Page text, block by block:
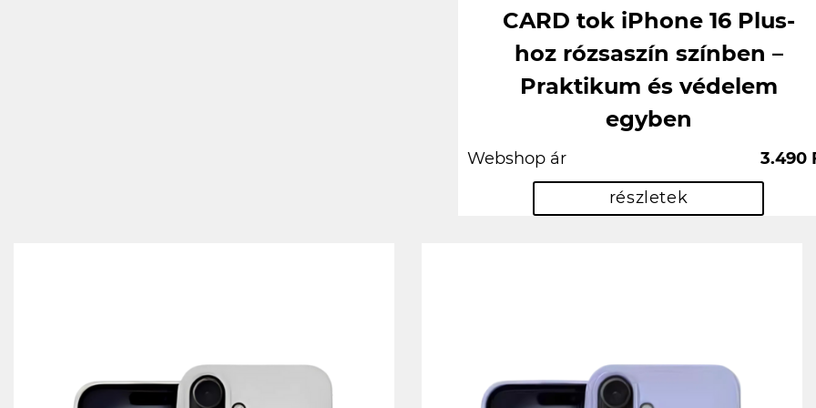
CARD tok iPhone 16 Plus-
hoz rózsaszín színben –
Praktikum és védelem
egyben
Webshop ár
3.490
részletek